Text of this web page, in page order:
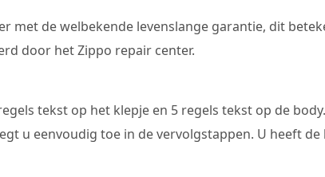
met de welbekende levenslange garantie, dit
door het Zippo repair center.
tekst op het klepje en 5 regels tekst op de
u eenvoudig toe in de vervolgstappen. U heeft de